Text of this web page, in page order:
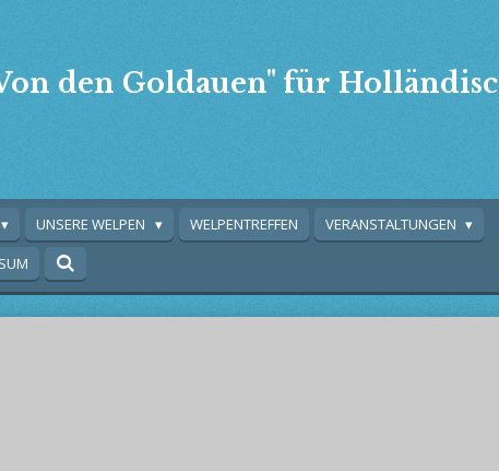
den Goldauen" für
UNSERE WELPEN WELPENTREFFEN
VERANSTALTUNGEN